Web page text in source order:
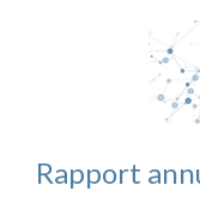
Rapport